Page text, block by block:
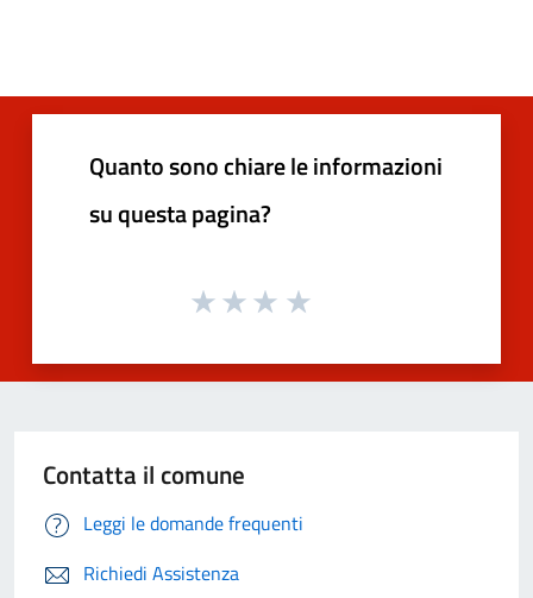
Quanto sono chiare le informazioni
su questa pagina?
Contatta il comune
Leggi le domande frequenti
Richiedi Assistenza